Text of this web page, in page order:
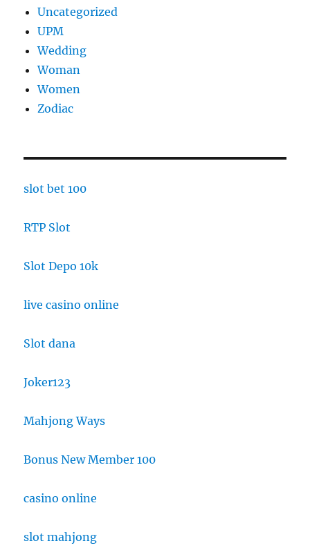
Uncategorized
UPM
Wedding
Woman
Women
Zodiac
slot bet 100
RTP Slot
Slot Depo 10k
live casino online
Slot dana
Joker123
Mahjong Ways
Bonus New Member 100
casino online
slot mahjong